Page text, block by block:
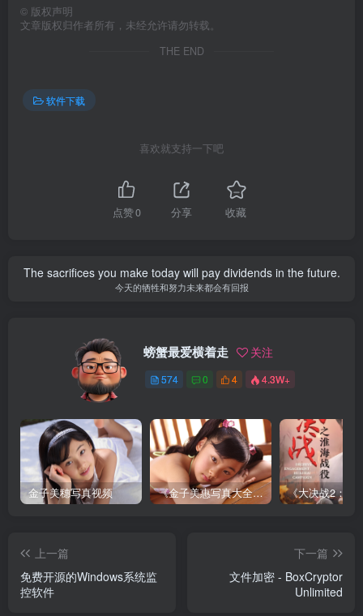
© 版权声明
文章版权归作者所有，未经允许请勿转载。
THE END
软件下载
喜欢就支持一下吧
点赞0 分享 收藏
The sacrifices you make today will pay dividends in the future.
今天的牺牲和努力未来都会有回报
螃蟹最爱横着走 关注
574 0 4 4.3W+
金子美穗写真视频 《金子美惠写真大全》第一卷
上一篇
免费开源的Windows系统监
控软件
下一篇
文件加密 - BoxCryptor
Unlimited